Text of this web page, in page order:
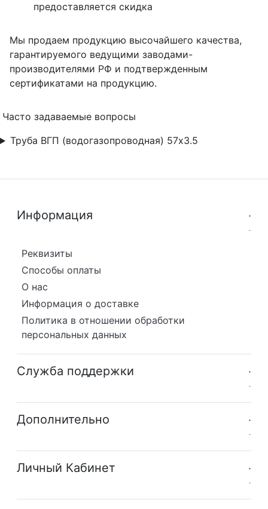
предоставляется скидка
Мы продаем продукцию высочайшего качества,
гарантируемого ведущими заводами-
производителями РФ и подтвержденным
сертификатами на продукцию.
Часто задаваемые вопросы
Труба ВГП (водогазопроводная) 57х3.5
Информация
Реквизиты
Способы оплаты
О нас
Информация о доставке
Политика в отношении обработки
персональных данных
Служба поддержки
Дополнительно
Личный Кабинет